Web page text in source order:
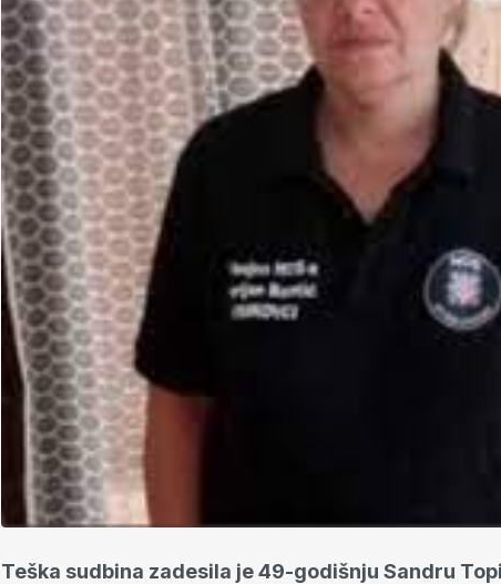
Teška sudbina zadesila je 49-godišnju Sandru